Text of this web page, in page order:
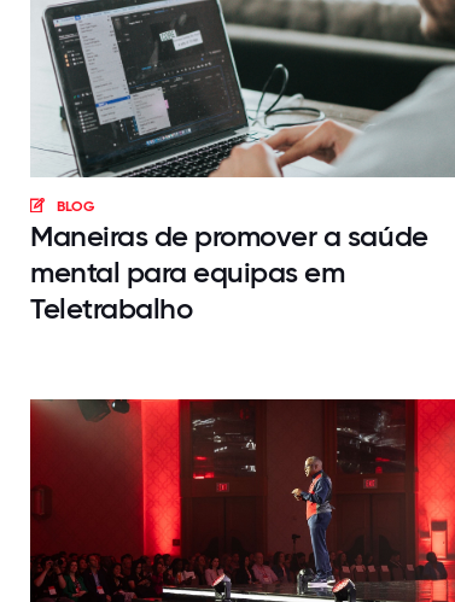
BLOG
Maneiras de promover a saúde
mental para equipas em
Teletrabalho